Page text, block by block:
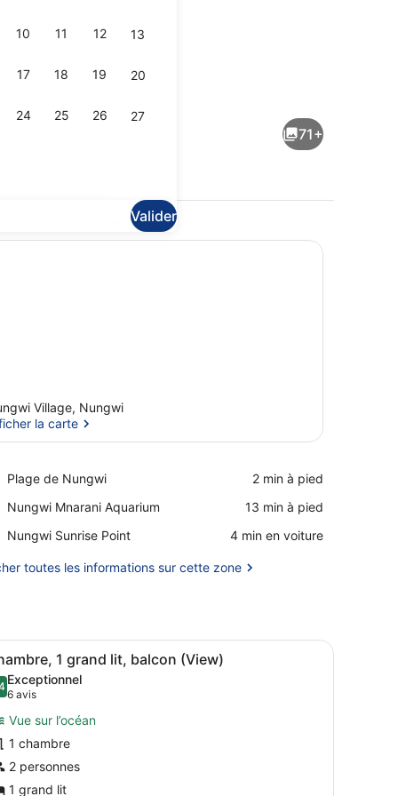
10 11 12 13
17 18 19 20
24 25 26 27
Valider
Vue aérienne
71+
Village, Nungwi
la carte
Plage de Nungwi
Place,
de
‪2 min à pied‬
Nungwi Mnarani Aquarium
Place,
Mnarani
‪13 min à pied‬
Nungwi Sunrise Point
Place,
Sunrise
‪4 min en voiture‬
toutes les informations sur cette zone
vue agréable.
lit, une tête de lit en bois et un baldaquin.Un lit à baldaquin, une télévision et un
12 1 grand lit, balcon (View)
sur 10
Exceptionnel
6 avis
(6 avis)
Vue sur l’océan
1 chambre
2 personnes
1 grand lit